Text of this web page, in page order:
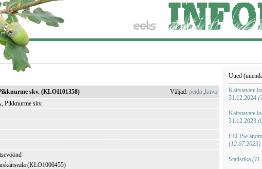
Uued
Kaitstavate
31.12.2024
Kaitstavate
31.12.2023
EELISe
(12.07.2023)
Statistika
skv. (KLO1101358) Väljad:peida ,kuva
Pikknurme skv.
(KLO1000455)